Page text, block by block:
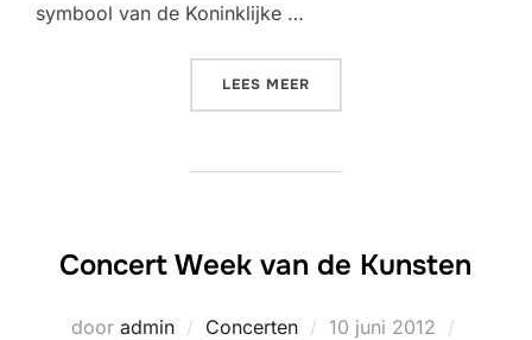
symbool van de Koninklijke …
LEES MEER
Concert Week van de Kunsten
door admin Concerten
Geplaatst
10 juni 2012